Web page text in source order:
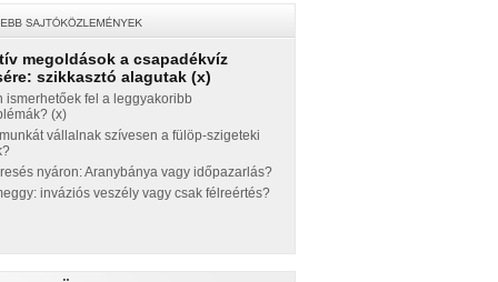
megoldások a csapadékvíz
szikkasztó alagutak (x)
ismerhetőek fel a leggyakoribb
(x)
vállalnak szívesen a fülöp-szigeteki
nyáron: Aranybánya vagy időpazarlás?
inváziós veszély vagy csak félreértés?